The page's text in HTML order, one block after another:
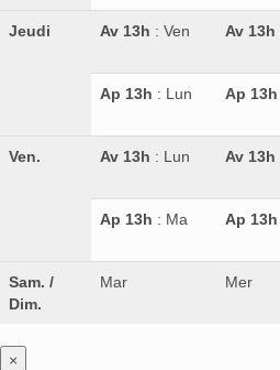
Jeudi Av 13h : Ven Av 13h
Ap 13h : Lun Ap 13h
Ven. Av 13h : Lun Av 13h
Ap 13h : Ma Ap 13h
Sam. /
Dim.
Mar Mer
×